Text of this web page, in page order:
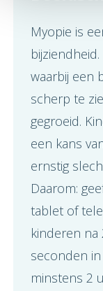
Myopie is
waarbij een
scherp te
gegroeid.
een kans
ernstig
Daarom:
tablet of
kinderen
seconden
minstens 2